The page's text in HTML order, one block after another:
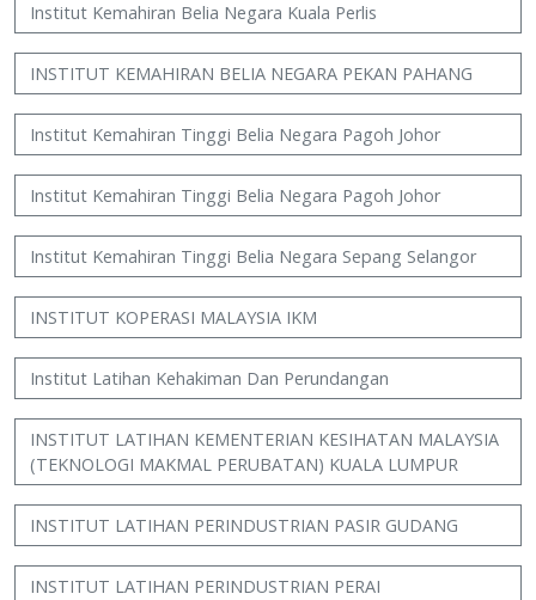
Institut Kemahiran Belia Negara Kuala Perlis
INSTITUT KEMAHIRAN BELIA NEGARA PEKAN PAHANG
Institut Kemahiran Tinggi Belia Negara Pagoh Johor
Institut Kemahiran Tinggi Belia Negara Pagoh Johor
Institut Kemahiran Tinggi Belia Negara Sepang Selangor
INSTITUT KOPERASI MALAYSIA IKM
Institut Latihan Kehakiman Dan Perundangan
INSTITUT LATIHAN KEMENTERIAN KESIHATAN MALAYSIA
(TEKNOLOGI MAKMAL PERUBATAN) KUALA LUMPUR
INSTITUT LATIHAN PERINDUSTRIAN PASIR GUDANG
INSTITUT LATIHAN PERINDUSTRIAN PERAI